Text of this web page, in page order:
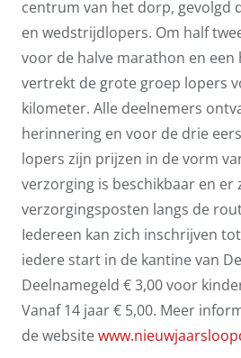
centrum van het dorp, gevolgd
en wedstrijdlopers. Om half
voor de halve marathon en
vertrekt de grote groep lopers
kilometer. Alle deelnemers
herinnering en voor de drie
lopers zijn prijzen in de vorm
verzorging is beschikbaar en er
verzorgingsposten langs de
Iedereen kan zich inschrijven
iedere start in de kantine van
Deelnamegeld € 3,00 voor
Vanaf 14 jaar € 5,00. Meer
de website